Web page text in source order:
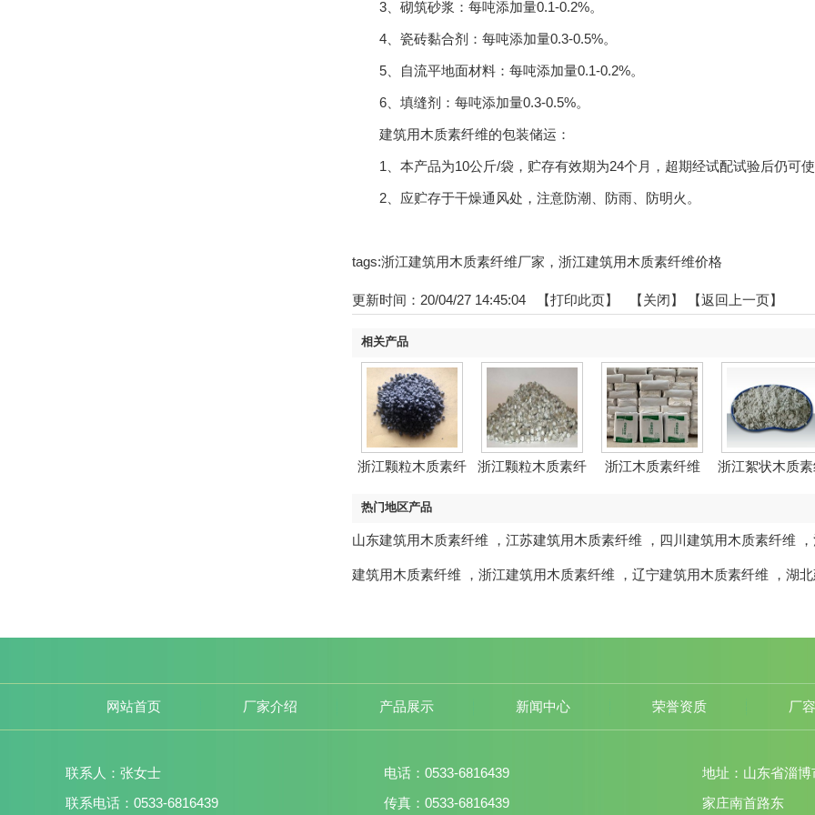
3、砌筑砂浆：每吨添加量0.1-0.2%。
4、瓷砖黏合剂：每吨添加量0.3-0.5%。
5、自流平地面材料：每吨添加量0.1-0.2%。
6、填缝剂：每吨添加量0.3-0.5%。
建筑用木质素纤维的包装储运：
1、本产品为10公斤/袋，贮存有效期为24个月，超期经试配试验后仍可
2、应贮存于干燥通风处，注意防潮、防雨、防明火。
tags:浙江建筑用木质素纤维厂家，浙江建筑用木质素纤维价格
更新时间：20/04/27 14:45:04 【打印此页】 【关闭】 【返回上一页】
相关产品
浙江颗粒木质素纤
浙江颗粒木质素纤
浙江木质素纤维
浙江絮状木质
热门地区产品
山东建筑用木质素纤维 ， 江苏建筑用木质素纤维 ， 四川建筑用木质素纤维 ，
建筑用木质素纤维 ， 浙江建筑用木质素纤维 ， 辽宁建筑用木质素纤维 ， 湖
网站首页 厂家介绍 产品展示 新闻中心 荣誉资质 厂
联系人：张女士
联系电话：0533-6816439
电话：0533-6816439
传真：0533-6816439
地址：山东省淄
家庄南首路东